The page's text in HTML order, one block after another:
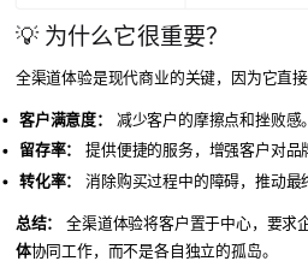
💡 为什么它很重要？
全渠道体验是现代商业的关键，因为它直接
客户满意度：
减少客户的摩擦点和挫败感。
留存率：
提供便捷的服务，增强客户对品
转化率：
消除购买过程中的障碍，推动最
总结： 全渠道体验将客户置于中心，要求
体协同工作，而不是各自独立的孤岛。